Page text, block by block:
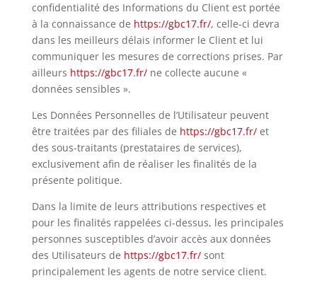
confidentialité des Informations du Client est portée
à la connaissance de https://gbc17.fr/, celle-ci devra
dans les meilleurs délais informer le Client et lui
communiquer les mesures de corrections prises. Par
ailleurs https://gbc17.fr/ne collecte aucune «
données sensibles ».
Les Données Personnelles de l’Utilisateur peuvent
être traitées par des filiales de https://gbc17.fr/et
des sous-traitants (prestataires de services),
exclusivement afin de réaliser les finalités de la
présente politique.
Dans la limite de leurs attributions respectives et
pour les finalités rappelées ci-dessus, les principales
personnes susceptibles d’avoir accès aux données
des Utilisateurs de https://gbc17.fr/sont
principalement les agents de notre service client.